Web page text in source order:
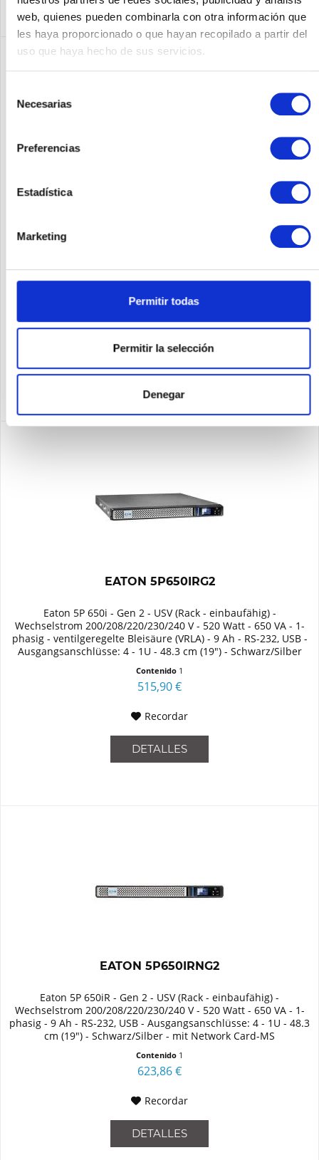
web, quienes pueden combinarla con otra información que
les haya proporcionado o que hayan recopilado a partir del
uso que haya hecho de sus servicios.
Necesarias
Preferencias
Estadística
Marketing
Permitir todas
Permitir la selección
Denegar
Eaton 5P 650i - Gen 2 - USV - Wechselstrom 200-240 V - 650 VA
- ventilgeregelte Bleisäure (VRLA) - 9 Ah - RS-232, USB -
399,17 €
Recordar
EATON 5P650IRG2
Eaton 5P 650i - Gen 2 - USV (Rack - einbaufähig) -
Wechselstrom 200/208/220/230/240 V - 520 Watt - 650 VA - 1-
phasig - ventilgeregelte Bleisäure (VRLA) - 9 Ah - RS-232, USB -
Ausgangsanschlüsse: 4 - 1U - 48.3 cm (19") - Schwarz/Silber
Contenido 1
515,90 €
Recordar
DETALLES
EATON 5P650IRNG2
Eaton 5P 650iR - Gen 2 - USV (Rack - einbaufähig) -
Wechselstrom 200/208/220/230/240 V - 520 Watt - 650 VA - 1-
phasig - 9 Ah - RS-232, USB - Ausgangsanschlüsse: 4 - 1U - 48.3
cm (19") - Schwarz/Silber - mit Network Card-MS
Contenido 1
623,86 €
Recordar
DETALLES